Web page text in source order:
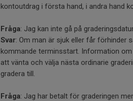
kontoutdrag i första hand, i andra hand
Fråga: Jag kan inte gå på
Svar: Om man är sjuk eller får förhinder
kommande terminsstart. Information om
att vänta och välja nästa ordinarie
gradera till.
Fråga: Jag har betalt för graderingen